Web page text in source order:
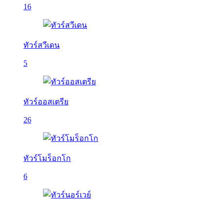
16
ทัวร์สวีเดน
5
ทัวร์ออสเตรีย
26
ทัวร์โมร็อกโก
6